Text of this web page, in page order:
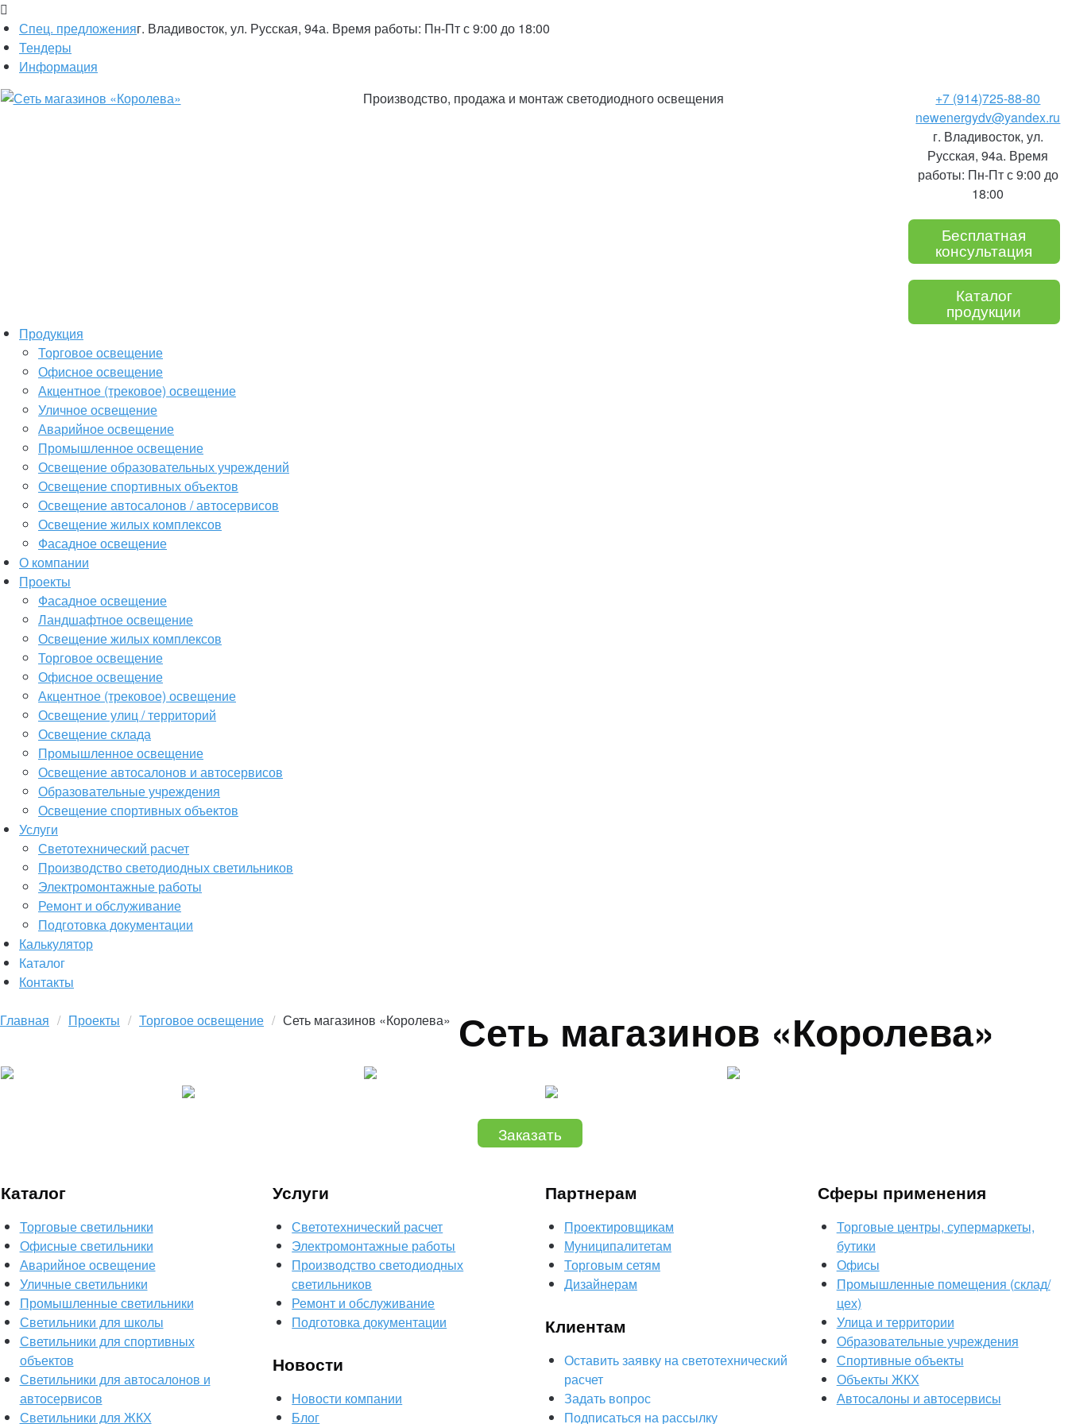
Спец. предложения
Тендеры
Информация
г. Владивосток, ул. Русская, 94а. Время работы: Пн-Пт с 9:00 до 18:00
Производство, продажа и монтажсветодиодного освещения +7 (914)725-88-80
newenergydv@yandex.ru
г. Владивосток, ул.
Русская, 94а. Время
работы: Пн-Пт с 9:00 до
18:00
Бесплатная
консультация
Каталог
продукции
Продукция
Торговое освещение
Офисное освещение
Акцентное (трековое) освещение
Уличное освещение
Аварийное освещение
Промышленное освещение
Освещение образовательных учреждений
Освещение спортивных объектов
Освещение автосалонов / автосервисов
Освещение жилых комплексов
Фасадное освещение
О компании
Проекты
Фасадное освещение
Ландшафтное освещение
Освещение жилых комплексов
Торговое освещение
Офисное освещение
Акцентное (трековое) освещение
Освещение улиц / территорий
Освещение склада
Промышленное освещение
Освещение автосалонов и автосервисов
Образовательные учреждения
Освещение спортивных объектов
Услуги
Светотехнический расчет
Производство светодиодных светильников
Электромонтажные работы
Ремонт и обслуживание
Подготовка документации
Калькулятор
Каталог
Контакты
Главная Проекты Торговое освещение Сеть магазинов «Королева» Сеть магазинов «Королева»
Заказать
Каталог
Торговые светильники
Офисные светильники
Аварийное освещение
Уличные светильники
Промышленные светильники
Светильники для школы
Светильники для спортивных
объектов
Светильники для автосалонов и
автосервисов
Светильники для ЖКХ
Услуги
Светотехнический расчет
Электромонтажные работы
Производство светодиодных
светильников
Ремонт и обслуживание
Подготовка документации
Новости
Новости компании
Блог
Партнерам
Проектировщикам
Муниципалитетам
Торговым сетям
Дизайнерам
Клиентам
Оставить заявку на светотехнический
расчет
Задать вопрос
Подписаться на рассылку
Сферы применения
Торговые центры, супермаркеты,
бутики
Офисы
Промышленные помещения (склад/
цех)
Улица и территории
Образовательные учреждения
Спортивные объекты
Объекты ЖКХ
Автосалоны и автосервисы